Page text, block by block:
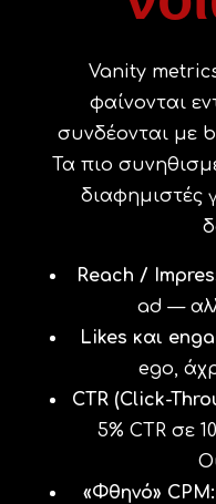
Vanity
φαίνονται
συνδέονται με
Τα πιο
διαφημιστές
Reach /
ad —
Likes και
ego,
CTR (Click-
5% CTR σε
«Φθηνό» CPM: